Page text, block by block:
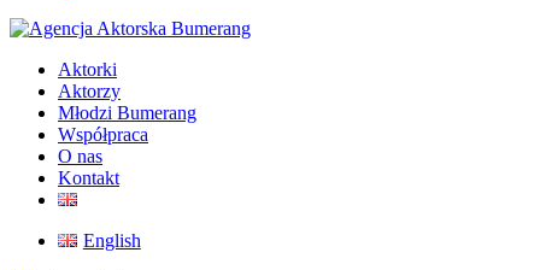
Aktorki
Aktorzy
Młodzi Bumerang
Współpraca
O nas
Kontakt
English